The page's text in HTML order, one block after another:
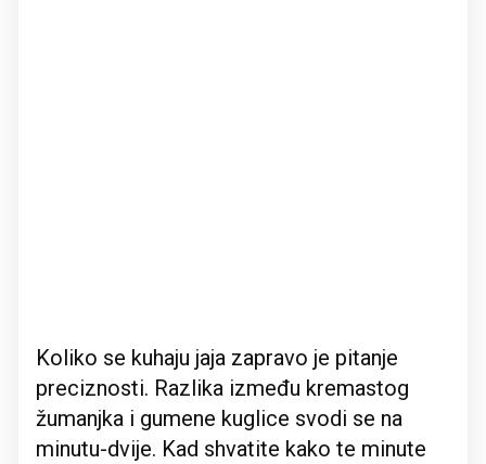
Koliko se kuhaju jaja zapravo je pitanje
preciznosti. Razlika između kremastog
žumanjka i gumene kuglice svodi se na
minutu-dvije. Kad shvatite kako te minute